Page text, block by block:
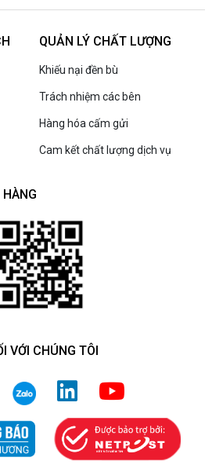
QUẢN LÝ CHẤT LƯỢNG
Khiếu nại đền bù
Trách nhiệm các bên
Hàng hóa cấm gửi
Cam kết chất lượng dịch vụ
VỚI CHÚNG TÔI